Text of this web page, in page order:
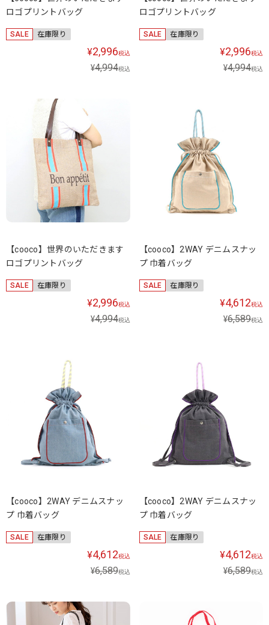
ロゴプリントバッグ
SALE 在庫限り
¥2,996税込
¥4,994税込
ロゴプリントバッグ
SALE 在庫限り
¥2,996税込
¥4,994税込
【cooco】世界のいただきます
ロゴプリントバッグ
SALE 在庫限り
¥2,996税込
¥4,994税込
【cooco】2WAY デニムスナッ
プ 巾着バッグ
SALE 在庫限り
¥4,612税込
¥6,589税込
【cooco】2WAY デニムスナッ
プ 巾着バッグ
SALE 在庫限り
¥4,612税込
¥6,589税込
【cooco】2WAY デニムスナッ
プ 巾着バッグ
SALE 在庫限り
¥4,612税込
¥6,589税込